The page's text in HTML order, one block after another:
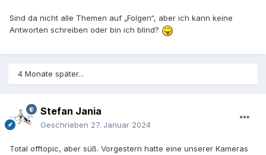
Sind da nicht alle Themen auf „Folgen“, aber ich kann keine
Antworten schreiben oder bin ich blind?
4 Monate später...
Stefan Jania
Geschrieben 27. Januar 2024
Total offtopic, aber süß. Vorgestern hatte eine unserer Kameras